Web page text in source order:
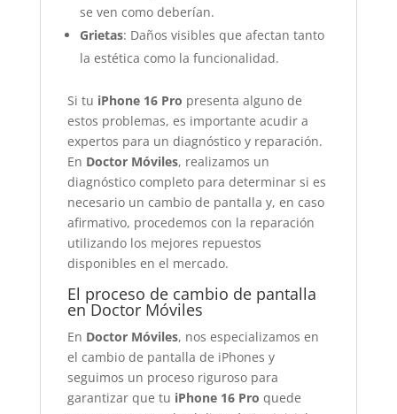
se ven como deberían.
Grietas: Daños visibles que afectan tanto
la estética como la funcionalidad.
Si tu iPhone 16 Pro presenta alguno de
estos problemas, es importante acudir a
expertos para un diagnóstico y reparación.
En Doctor Móviles, realizamos un
diagnóstico completo para determinar si es
necesario un cambio de pantalla y, en caso
afirmativo, procedemos con la reparación
utilizando los mejores repuestos
disponibles en el mercado.
El proceso de cambio de pantalla
en Doctor Móviles
En Doctor Móviles, nos especializamos en
el cambio de pantalla de iPhones y
seguimos un proceso riguroso para
garantizar que tu iPhone 16 Pro quede